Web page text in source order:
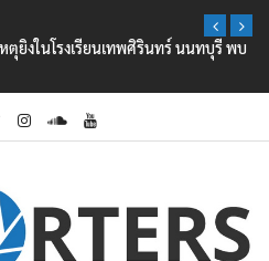
ตุยิงในโรงเรียนเทพศิรินทร์ นนทบุรี พบ